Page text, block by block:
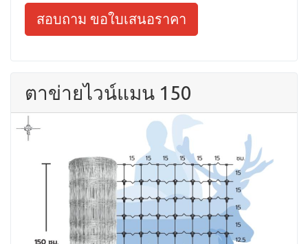
สอบถาม ขอใบเสนอราคา
ตาข่ายไวน์แมน 150